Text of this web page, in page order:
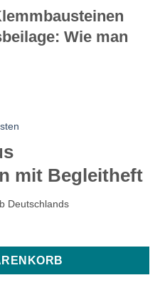
Wie man
mit Begleitheft
Deutschlands
(Bausatz) und